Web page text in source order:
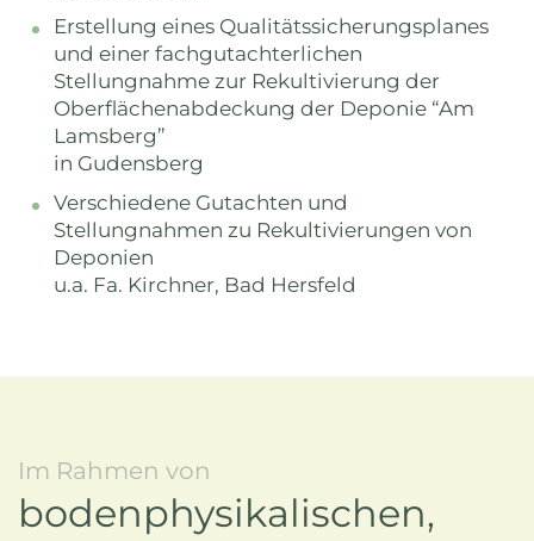
Erstellung eines Qualitätssicherungsplanes
und einer fachgutachterlichen
Stellungnahme zur Rekultivierung der
Oberflächenabdeckung der Deponie “Am
Lamsberg”
in Gudensberg
Verschiedene Gutachten und
Stellungnahmen zu Rekultivierungen von
Deponien
u.a. Fa. Kirchner, Bad Hersfeld
Im Rahmen von
bodenphysikalischen,